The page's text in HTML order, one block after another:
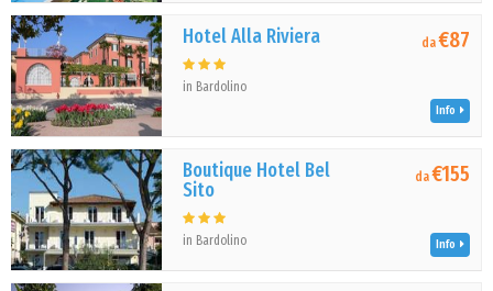
Hotel Alla Riviera
in Bardolino
da€87
Info
Boutique Hotel Bel
Sito
in Bardolino
da€155
Info